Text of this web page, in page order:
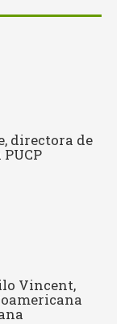
directora de
Vincent,